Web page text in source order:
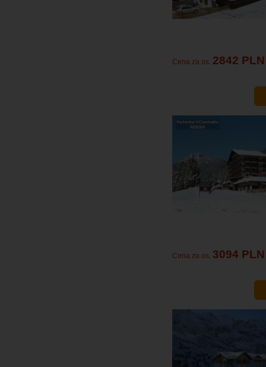
Cena za os. 2842 PLN
Cena za os. 3094 PLN